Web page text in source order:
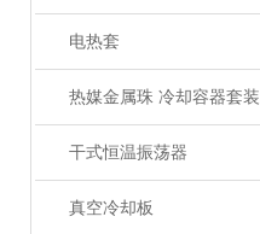
电热套
热媒金属珠 冷却容器套装
干式恒温振荡器
真空冷却板